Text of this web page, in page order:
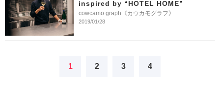
cowcamo graph《カウカモグラフ》
inspired by “HOTEL HOME”
2019/01/28
1 2 3 4